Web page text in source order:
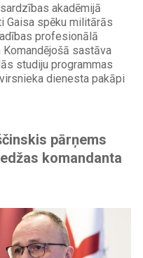
akadēmijā
Gaisa spēku militārās
profesionālā
Komandējošā sastāva
studiju programmas
dienesta pakāpi
pārņems
komandanta